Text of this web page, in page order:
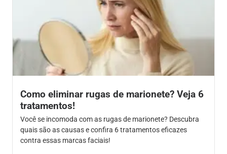
Como eliminar rugas de marionete? Veja 6
tratamentos!
Você se incomoda com as rugas de marionete? Descubra
quais são as causas e confira 6 tratamentos eficazes
contra essas marcas faciais!